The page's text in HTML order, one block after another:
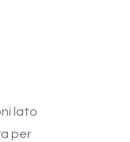
lato
per